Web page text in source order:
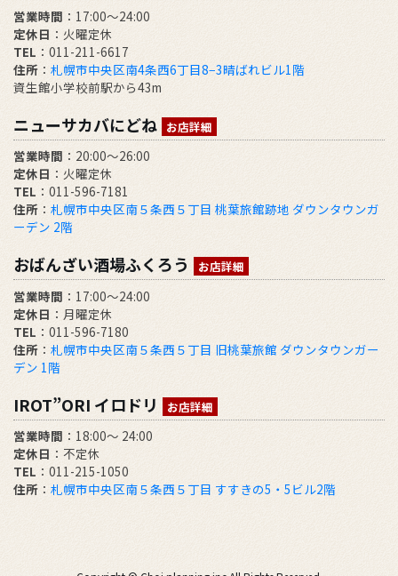
営業時間 ：17:00〜24:00
定休日 ：火曜定休
TEL ：011-211-6617
住所 ： 札幌市中央区南4条西6丁目8−3晴ばれビル1階
資生館小学校前駅から43m
ニューサカバにどね お店詳細
営業時間 ：20:00～26:00
定休日 ：火曜定休
TEL ：011-596-7181
住所 ： 札幌市中央区南５条西５丁目 桃葉旅館跡地 ダウンタウンガ
ーデン 2階
おばんざい酒場ふくろう お店詳細
営業時間 ：17:00～24:00
定休日 ：月曜定休
TEL ：011-596-7180
住所 ： 札幌市中央区南５条西５丁目 旧桃葉旅館 ダウンタウンガー
デン 1階
IROT”ORI イロドリ お店詳細
営業時間 ：18:00～ 24:00
定休日 ：不定休
TEL ：011-215-1050
住所 ： 札幌市中央区南５条西５丁目 すすきの5・5ビル2階